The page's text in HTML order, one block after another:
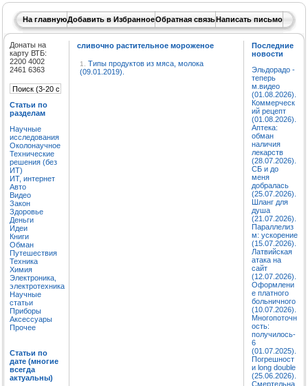
На главнуюДобавить в ИзбранноеОбратная связьНаписать письмо
Донаты на
карту ВТБ:
2200 4002
2461 6363
Статьи по
разделам
Научные
исследования
Околонаучное
Технические
решения (без
ИТ)
ИТ, интернет
Авто
Видео
Закон
Здоровье
Деньги
Идеи
Книги
Обман
Путешествия
Техника
Химия
Электроника,
электротехника
Научные
статьи
Приборы
Аксессуары
Прочее
Статьи по
дате (многие
всегда
актуальны)
сливочно растительное мороженое
1. Типы продуктов из мяса, молока
(09.01.2019).
Последние
новости
Эльдорадо -
теперь
м.видео
(01.08.2026).
Коммерческ
ий рецепт
(01.08.2026).
Аптека:
обман
наличия
лекарств
(28.07.2026).
СБ и до
меня
добралась
(25.07.2026).
Шланг для
душа
(21.07.2026).
Параллелиз
м: ускорение
(15.07.2026).
Латвийская
атака на
сайт
(12.07.2026).
Оформлени
е платного
больничного
(10.07.2026).
Многопоточн
ость:
получилось-
6
(01.07.2025).
Погрешност
и long double
(25.06.2026).
Смертельна